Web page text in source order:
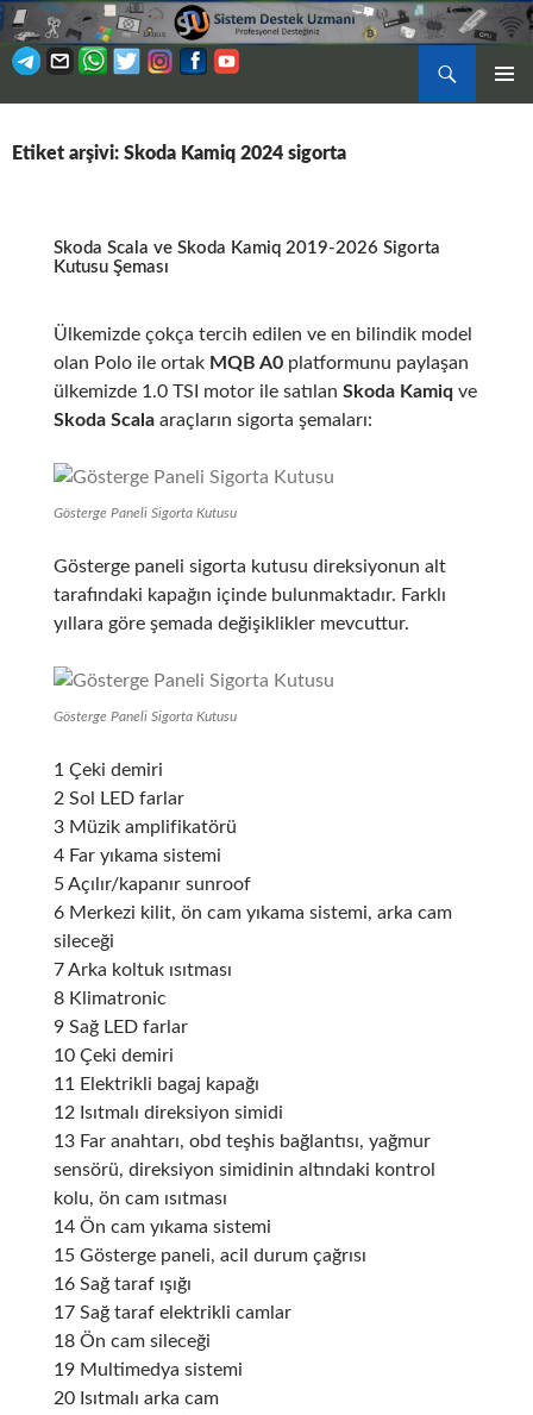
Ara
ATLA
Etiket arşivi: Skoda Kamiq 2024 sigorta
Skoda Scala ve Skoda Kamiq 2019-2026 Sigorta
Kutusu Şeması
Ülkemizde çokça tercih edilen ve en bilindik model
olan Polo ile ortak MQB A0platformunu paylaşan
ülkemizde 1.0 TSI motor ile satılan Skoda Kamiqve
Skoda Scalaaraçların sigorta şemaları:
Gösterge Paneli Sigorta Kutusu
Gösterge paneli sigorta kutusu direksiyonun alt
tarafındaki kapağın içinde bulunmaktadır. Farklı
yıllara göre şemada değişiklikler mevcuttur.
Gösterge Paneli Sigorta Kutusu
1 Çeki demiri
2 Sol LED farlar
3 Müzik amplifikatörü
4 Far yıkama sistemi
5 Açılır/kapanır sunroof
6 Merkezi kilit, ön cam yıkama sistemi, arka cam
sileceği
7 Arka koltuk ısıtması
8 Klimatronic
9 Sağ LED farlar
10 Çeki demiri
11 Elektrikli bagaj kapağı
12 Isıtmalı direksiyon simidi
13 Far anahtarı, obd teşhis bağlantısı, yağmur
sensörü, direksiyon simidinin altındaki kontrol
kolu, ön cam ısıtması
14 Ön cam yıkama sistemi
15 Gösterge paneli, acil durum çağrısı
16 Sağ taraf ışığı
17 Sağ taraf elektrikli camlar
18 Ön cam sileceği
19 Multimedya sistemi
20 Isıtmalı arka cam